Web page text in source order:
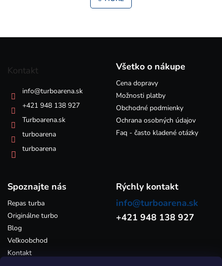
á
c
k
Kontakt
info@turboarena.sk
+421 948 138 927
Turboarena.sk
turboarena
turboarena
Všetko o nákupe
Cena dopravy
Možnosti platby
Obchodné podmienky
Ochrana osobných údajov
Faq - často kladené otázky
Spoznajte nás
Repas turba
Originálne turbo
Blog
Veľkoobchod
Kontakt
Rýchly kontakt
info@turboarena.sk
+421 948 138 927